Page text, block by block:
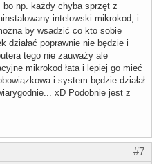
np. każdy chyba sprzęt z
intelowski mikrokod, i
by wsadzić co kto sobie
działać poprawnie nie będzie i
tego nie zauważy ale
mikrokod łata i lepiej go mieć
i system będzie działał
xD Podobnie jest z
#7